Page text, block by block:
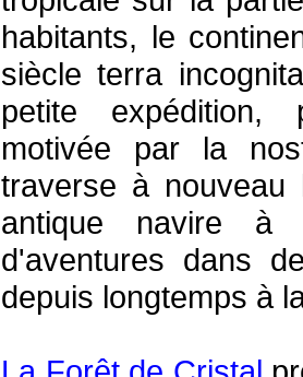
habitants, le
siècle terra
petite expédition,
motivée par la
traverse à nouveau
antique navire à
d'aventures dans
depuis longtemps à